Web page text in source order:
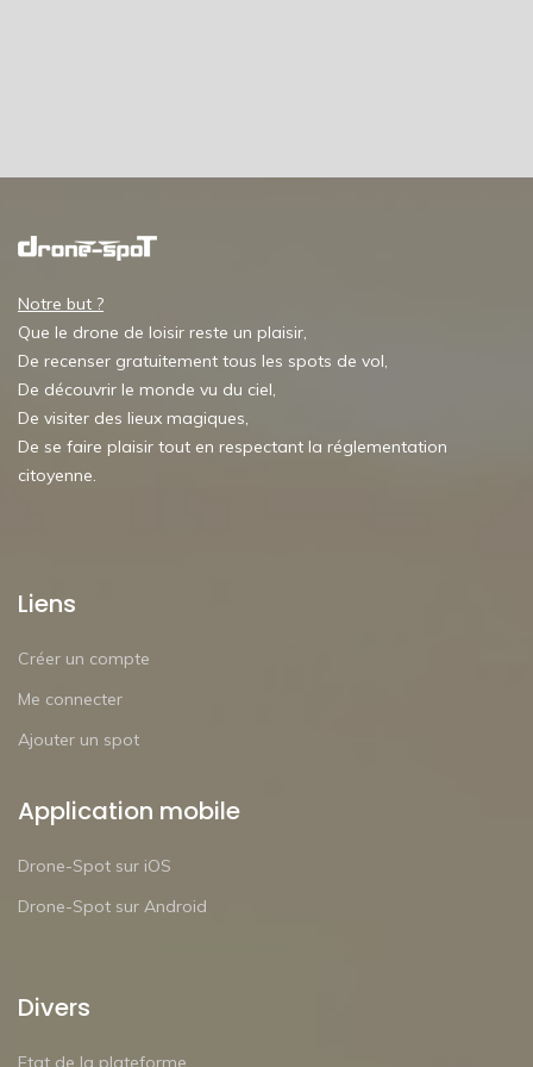
Notre but ?
Que le drone de loisir reste un plaisir,
De recenser gratuitement tous les spots de vol,
De découvrir le monde vu du ciel,
De visiter des lieux magiques,
De se faire plaisir tout en respectant la réglementation
citoyenne.
Liens
Créer un compte
Me connecter
Ajouter un spot
Application mobile
Drone-Spot sur iOS
Drone-Spot sur Android
Divers
Etat de la plateforme